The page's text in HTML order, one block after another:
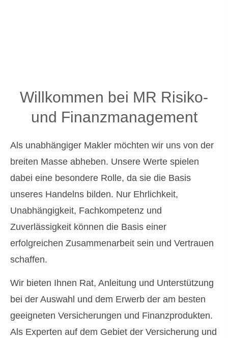
Willkommen bei MR Risiko-
und Finanzmanagement
Als unabhängiger Makler möchten wir uns von der
breiten Masse abheben. Unsere Werte spielen
dabei eine besondere Rolle, da sie die Basis
unseres Handelns bilden. Nur Ehrlichkeit,
Unabhängigkeit, Fachkompetenz und
Zuverlässigkeit können die Basis einer
erfolgreichen Zusammenarbeit sein und Vertrauen
schaffen.
Wir bieten Ihnen Rat, Anleitung und Unterstützung
bei der Auswahl und dem Erwerb der am besten
geeigneten Versicherungen und Finanzprodukten.
Als Experten auf dem Gebiet der Versicherung und